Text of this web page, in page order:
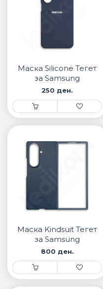
Маска Silicone Тегет
за Samsung
250 ден.
Маска Kindsuit Тегет
за Samsung
800 ден.